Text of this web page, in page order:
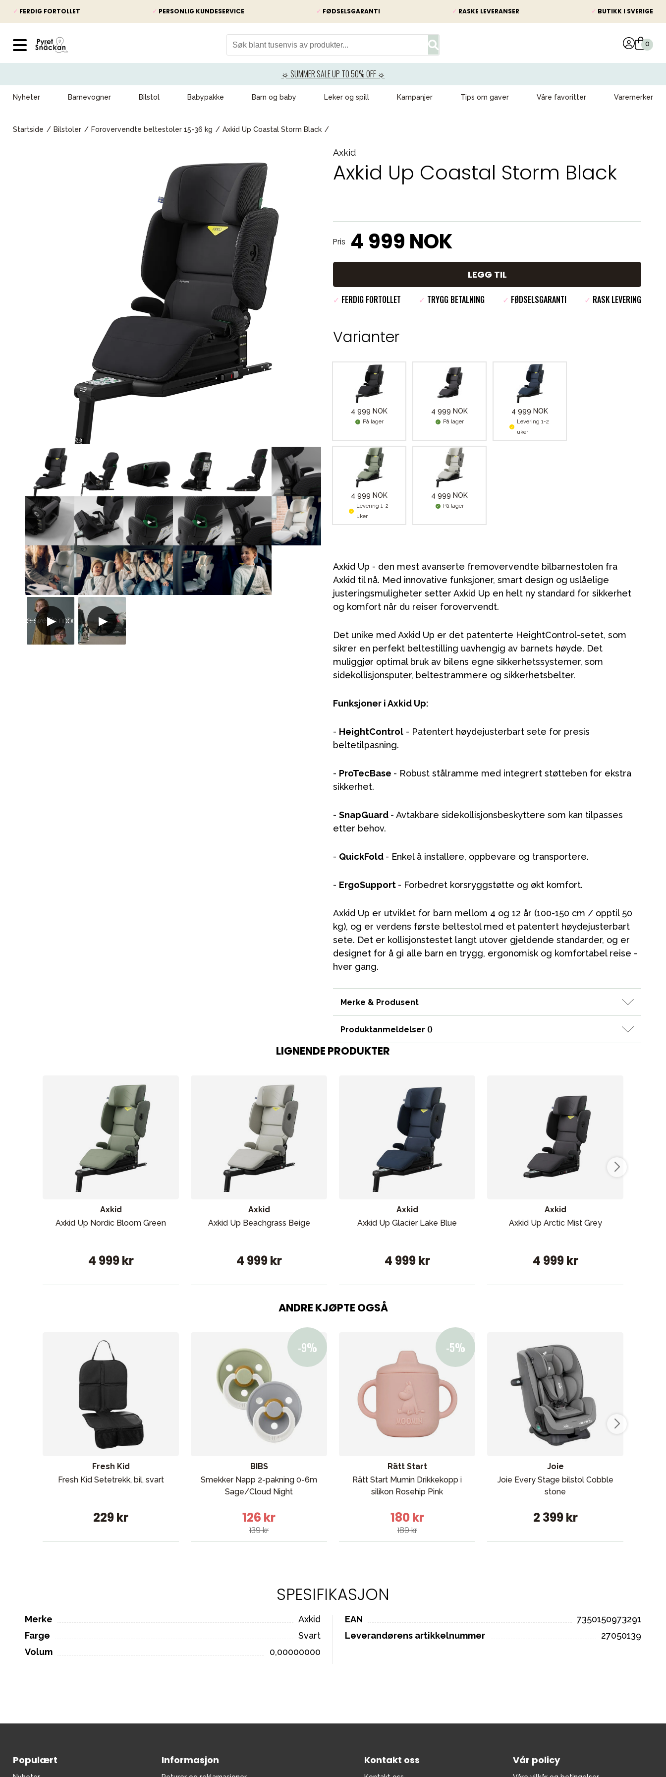
✓ FERDIG FORTOLLET ✓ PERSONLIG KUNDESERVICE ✓ FØDSELSGARANTI ✓ RASKE LEVERANSER ✓ BUTIKK I SVERIGE
☼ SUMMER SALE UP TO 50% OFF ☼
Nyheter Barnevogner Bilstol Babypakke Barn og baby Leker og spill Kampanjer Tips om gaver Våre favoritter Varemerker
Startside Bilstoler Forovervendte beltestoler 15-36 kg Axkid Up Coastal Storm Black
Axkid
Axkid Up Coastal Storm Black
Pris 4 999 NOK
LEGG TIL
✓ FERDIG FORTOLLET ✓ TRYGG BETALNING ✓ FØDSELSGARANTI ✓ RASK LEVERING
Varianter
4 999 NOK
På lager
4 999 NOK
På lager
4 999 NOK
Levering 1-2
uker
4 999 NOK
Levering 1-2
uker
4 999 NOK
På lager
Axkid Up - den mest avanserte fremovervendte bilbarnestolen fra
Axkid til nå. Med innovative funksjoner, smart design og uslåelige
justeringsmuligheter setter Axkid Up en helt ny standard for sikkerhet
og komfort når du reiser forovervendt.
Det unike med Axkid Up er det patenterte HeightControl-setet, som
sikrer en perfekt beltestilling uavhengig av barnets høyde. Det
muliggjør optimal bruk av bilens egne sikkerhetssystemer, som
sidekollisjonsputer, beltestrammere og sikkerhetsbelter.
Funksjoner i Axkid Up:
- HeightControl - Patentert høydejusterbart sete for presis
beltetilpasning.
- ProTecBase - Robust stålramme med integrert støtteben for ekstra
sikkerhet.
- SnapGuard - Avtakbare sidekollisjonsbeskyttere som kan tilpasses
etter behov.
- QuickFold - Enkel å installere, oppbevare og transportere.
- ErgoSupport - Forbedret korsryggstøtte og økt komfort.
Axkid Up er utviklet for barn mellom 4 og 12 år (100-150 cm / opptil 50
kg), og er verdens første beltestol med et patentert høydejusterbart
sete. Det er kollisjonstestet langt utover gjeldende standarder, og er
designet for å gi alle barn en trygg, ergonomisk og komfortabel reise -
hver gang.
Merke & Produsent
Produktanmeldelser ()
LIGNENDE PRODUKTER
Axkid
Axkid Up Nordic Bloom Green
4 999 kr
Axkid
Axkid Up Beachgrass Beige
4 999 kr
Axkid
Axkid Up Glacier Lake Blue
4 999 kr
Axkid
Axkid Up Arctic Mist Grey
4 999 kr
ANDRE KJØPTE OGSÅ
Fresh Kid
Fresh Kid Setetrekk, bil, svart
229 kr
BIBS
Smekker Napp 2-pakning 0-6m
Sage/Cloud Night
126 kr
139 kr
Rätt Start
Rätt Start Mumin Drikkekopp i
silikon Rosehip Pink
180 kr
189 kr
Joie
Joie Every Stage bilstol Cobble
stone
2 399 kr
SPESIFIKASJON
Merke
Axkid
Farge
Svart
Volum
0,00000000
EAN
7350150973291
Leverandørens artikkelnummer
27050139
Populært Informasjon Kontakt oss Vår policy
VÅRT SORTIMENT
Mamma & Pappa
Møbler & seng
Tilbehør
Reservedeler
Kampanjer
Tips om gaver
Varemerker
Outlet Veiledning Kontakt oss på Butikken vår